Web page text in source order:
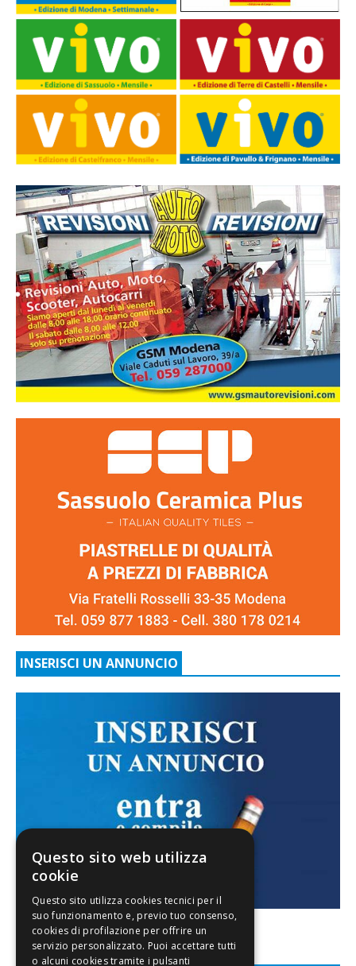
INSERISCI UN ANNUNCIO
FACEBOOK
Questo sito web utilizza
cookie